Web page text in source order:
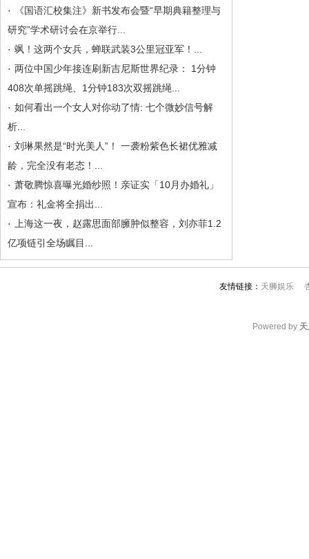
·
《国语汇校集注》新书发布会暨“早期典籍整理与
研究”学术研讨会在京举行...
· 飒！这两个女兵，蝉联武装3公里冠亚军！...
· 两位中国少年接连刷新吉尼斯世界纪录： 1分钟
408次单摇跳绳、1分钟183次双摇跳绳...
· 如何看出一个女人对你动了情: 七个微妙信号解
析...
· 刘琳果然是“时光美人”！ 一袭粉紫色长裙优雅减
龄，完全没有老态！...
· 萧敬腾惊喜曝光婚纱照！亲证实「10月办婚礼」
宣布：礼金将全捐出...
·
上海这一夜，赵露思面部臃肿似整容，刘亦菲1.2
亿项链引全场瞩目...
友情链接： 天狮娱乐
Powered by